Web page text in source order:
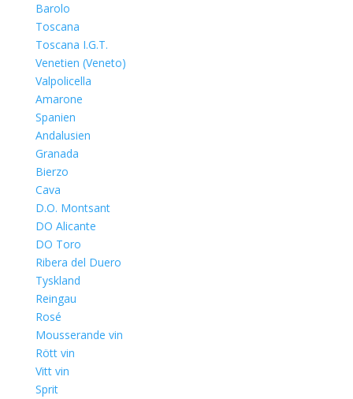
Barolo
Toscana
Toscana I.G.T.
Venetien (Veneto)
Valpolicella
Amarone
Spanien
Andalusien
Granada
Bierzo
Cava
D.O. Montsant
DO Alicante
DO Toro
Ribera del Duero
Tyskland
Reingau
Rosé
Mousserande vin
Rött vin
Vitt vin
Sprit